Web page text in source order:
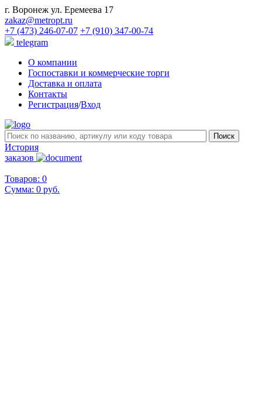
г. Воронеж ул. Еремеева 17
zakaz@metropt.ru
+7 (473) 246-07-07 +7 (910) 347-00-74
telegram
О компании
Госпоставки и коммерческие торги
Доставка и оплата
Контакты
Регистрация/Вход
История
заказов
Товаров: 0
Сумма: 0 руб.